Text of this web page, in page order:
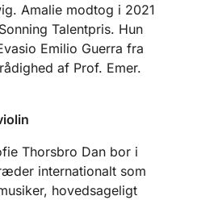
Amalie modtog i 2021
Talentpris. Hun
Emilio Guerra fra
af Prof. Emer.
Thorsbro Dan bor i
internationalt som
hovedsageligt